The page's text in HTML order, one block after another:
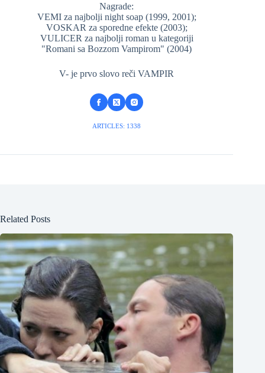
Nagrade:
VEMI za najbolji night soap (1999, 2001);
VOSKAR za sporedne efekte (2003);
VULICER za najbolji roman u kategoriji
"Romani sa Bozzom Vampirom" (2004)
V- je prvo slovo reči VAMPIR
ARTICLES: 1338
Related Posts